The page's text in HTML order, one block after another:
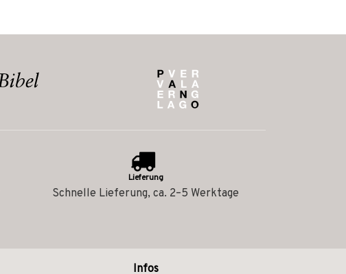
Lieferung
Schnelle Lieferung, ca. 2–5 Werktage
Infos